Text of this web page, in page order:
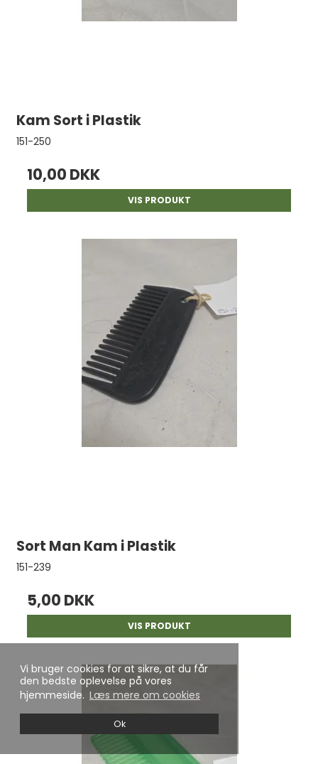
Vi bruger cookies for at sikre, at du får
den bedste oplevelse på vores
hjemmeside. Læs mere om cookies
Ok
Kam Sort i Plastik
151-250
10,00 DKK
VIS PRODUKT
Sort Man Kam i Plastik
151-239
5,00 DKK
VIS PRODUKT